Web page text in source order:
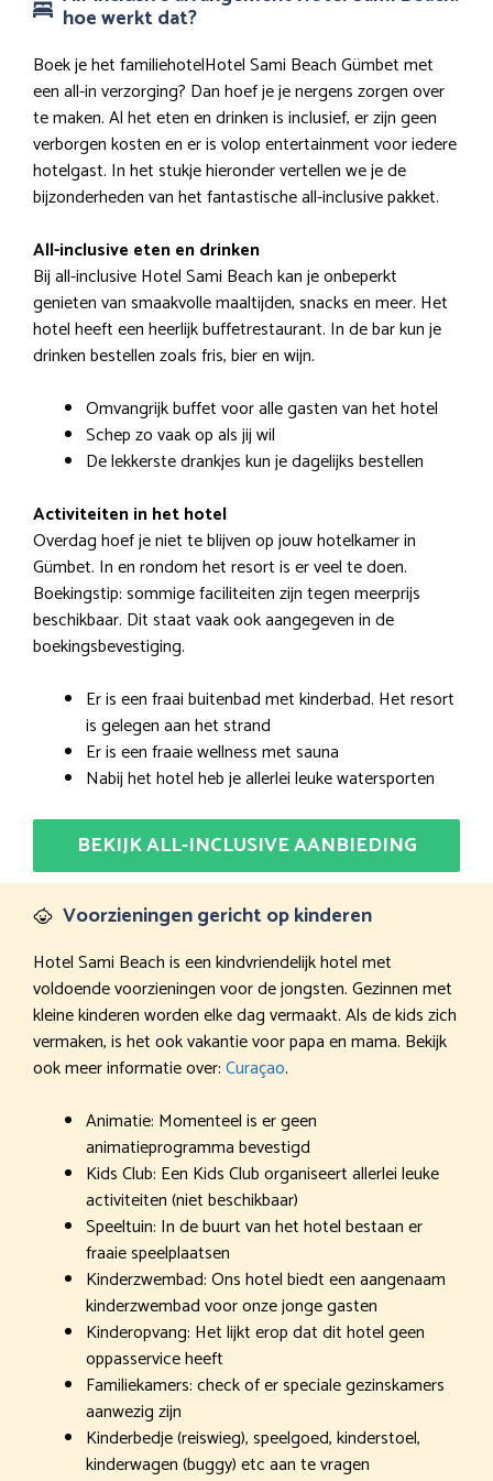
hoe werkt dat?
Boek je het familiehotelHotel Sami Beach Gümbet met
een all-in verzorging? Dan hoef je je nergens zorgen over
te maken. Al het eten en drinken is inclusief, er zijn geen
verborgen kosten en er is volop entertainment voor iedere
hotelgast. In het stukje hieronder vertellen we je de
bijzonderheden van het fantastische all-inclusive pakket.
All-inclusive eten en drinken
Bij all-inclusive Hotel Sami Beach kan je onbeperkt
genieten van smaakvolle maaltijden, snacks en meer. Het
hotel heeft een heerlijk buffetrestaurant. In de bar kun je
drinken bestellen zoals fris, bier en wijn.
Omvangrijk buffet voor alle gasten van het hotel
Schep zo vaak op als jij wil
De lekkerste drankjes kun je dagelijks bestellen
Activiteiten in het hotel
Overdag hoef je niet te blijven op jouw hotelkamer in
Gümbet. In en rondom het resort is er veel te doen.
Boekingstip: sommige faciliteiten zijn tegen meerprijs
beschikbaar. Dit staat vaak ook aangegeven in de
boekingsbevestiging.
Er is een fraai buitenbad met kinderbad. Het resort
is gelegen aan het strand
Er is een fraaie wellness met sauna
Nabij het hotel heb je allerlei leuke watersporten
BEKIJK ALL-INCLUSIVE AANBIEDING
Voorzieningen gericht op kinderen
Hotel Sami Beach is een kindvriendelijk hotel met
voldoende voorzieningen voor de jongsten. Gezinnen met
kleine kinderen worden elke dag vermaakt. Als de kids zich
vermaken, is het ook vakantie voor papa en mama. Bekijk
ook meer informatie over:Curaçao.
Animatie: Momenteel is er geen
animatieprogramma bevestigd
Kids Club: Een Kids Club organiseert allerlei leuke
activiteiten (niet beschikbaar)
Speeltuin: In de buurt van het hotel bestaan er
fraaie speelplaatsen
Kinderzwembad: Ons hotel biedt een aangenaam
kinderzwembad voor onze jonge gasten
Kinderopvang: Het lijkt erop dat dit hotel geen
oppasservice heeft
Familiekamers: check of er speciale gezinskamers
aanwezig zijn
Kinderbedje (reiswieg), speelgoed, kinderstoel,
kinderwagen (buggy) etc aan te vragen